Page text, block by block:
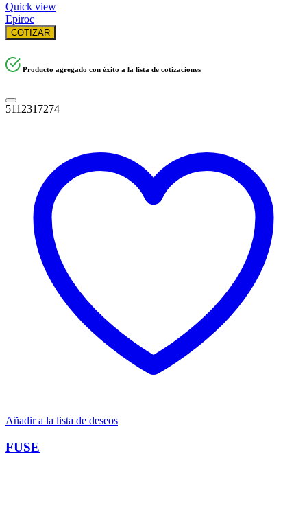
Quick view
Epiroc
COTIZAR
Producto agregado con éxito a la lista de cotizaciones
5112317274
Añadir a la lista de deseos
FUSE